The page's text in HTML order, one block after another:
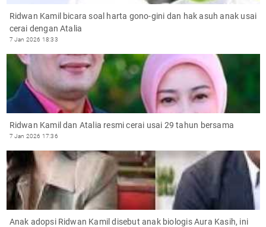
Ridwan Kamil bicara soal harta gono-gini dan hak asuh anak usai
cerai dengan Atalia
7 Jan 2026 18:33
Ridwan Kamil dan Atalia resmi cerai usai 29 tahun bersama
7 Jan 2026 17:36
Anak adopsi Ridwan Kamil disebut anak biologis Aura Kasih, ini